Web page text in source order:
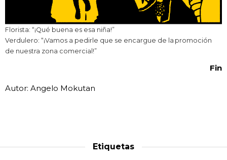
Florista: “¡Qué buena es esa niña!”
Verdulero: “¡Vamos a pedirle que se encargue de la promoción
de nuestra zona comercial!”
Fin
Autor: Angelo Mokutan
Etiquetas